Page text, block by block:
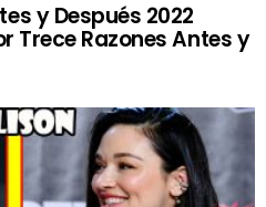
y Después 2022
Trece Razones Antes y